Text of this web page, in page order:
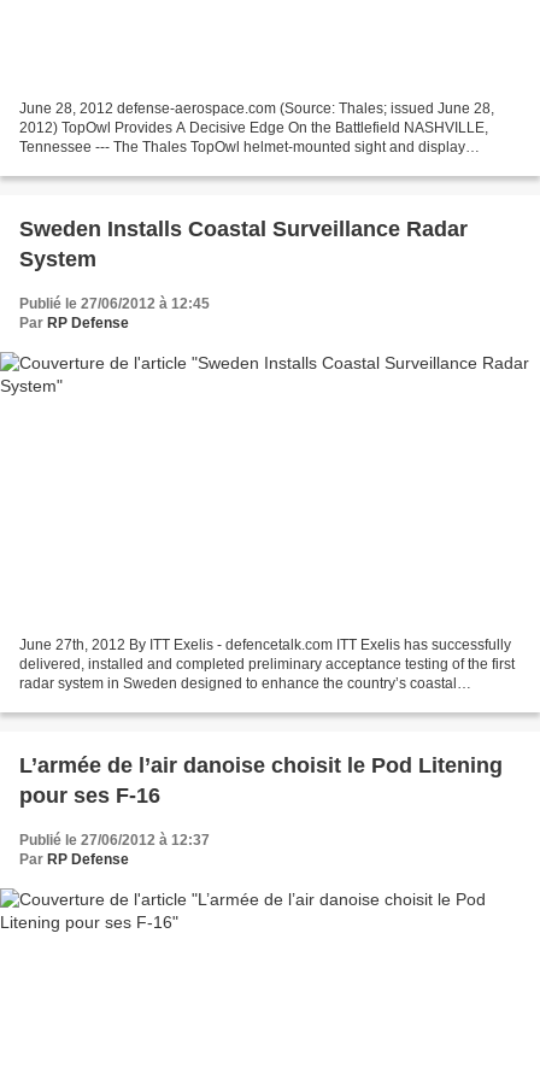
June 28, 2012 defense-aerospace.com (Source: Thales; issued June 28,
2012) TopOwl Provides A Decisive Edge On the Battlefield NASHVILLE,
Tennessee --- The Thales TopOwl helmet-mounted sight and display
Sweden Installs Coastal Surveillance Radar
System
Publié le 27/06/2012 à 12:45
Par RP Defense
June 27th, 2012 By ITT Exelis - defencetalk.com ITT Exelis has successfully
delivered, installed and completed preliminary acceptance testing of the first
radar system in Sweden designed to enhance the country’s coastal
L’armée de l’air danoise choisit le Pod Litening
pour ses F-16
Publié le 27/06/2012 à 12:37
Par RP Defense